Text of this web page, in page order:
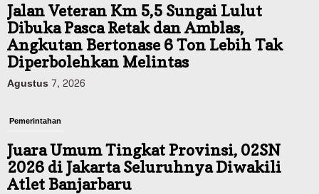
Jalan Veteran Km 5,5 Sungai Lulut
Dibuka Pasca Retak dan Amblas,
Angkutan Bertonase 6 Ton Lebih Tak
Diperbolehkan Melintas
Agustus 7, 2026
Pemerintahan
Juara Umum Tingkat Provinsi, 02SN
2026 di Jakarta Seluruhnya Diwakili
Atlet Banjarbaru